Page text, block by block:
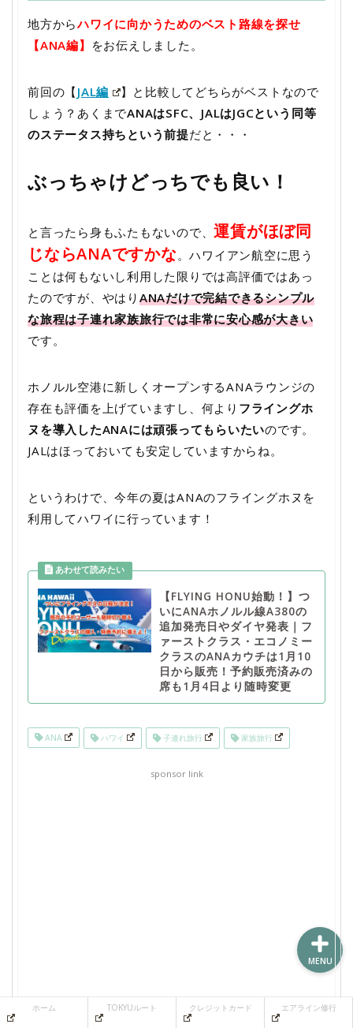
地方からハワイに向かうためのベスト路線を探せ
【ANA編】
をお伝えしました。
前回の【 JAL編
】と比較してどちらがベストなので
しょう？あくまでANAはSFC、JALはJGCという同等
のステータス持ちという前提だと・・・
ぶっちゃけどっちでも良い！
と言ったら身もふたもないので、運賃がほぼ同
じならANAですかな。ハワイアン航空に思う
ことは何もないし利用した限りでは高評価ではあっ
たのですが、やはり ANAだけで完結できるシンプル
な旅程は子連れ家族旅行では非常に安心感が大きい
です。
ホノルル空港に新しくオープンするANAラウンジの
存在も評価を上げていますし、何より フライングホ
ヌを導入したANAには頑張ってもらいたいのです。
JALはほっておいても安定していますからね。
というわけで、今年の夏はANAのフライングホヌを
利用してハワイに行っています！
【FLYING HONU始動！】つ
いにANAホノルル線A380の
追加発売日やダイヤ発表｜フ
ァーストクラス・エコノミー
クラスのANAカウチは1月10
日から販売！予約販売済みの
席も1月4日より随時変更
ANA ハワイ 子連れ旅行 家族旅行
sponsor link
ホーム TOKYUルート クレジットカード エアライン修行
MENU
ホーム
TOKYUルート